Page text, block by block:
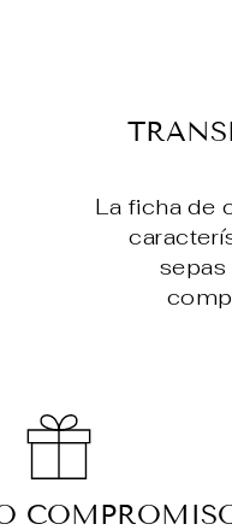
La ficha de
sepas